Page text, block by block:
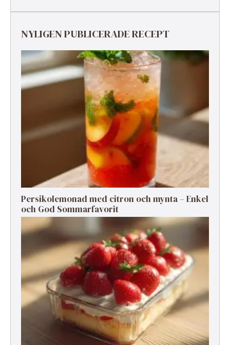
NYLIGEN PUBLICERADE RECEPT
Persikolemonad med citron och mynta – Enkel
och God Sommarfavorit